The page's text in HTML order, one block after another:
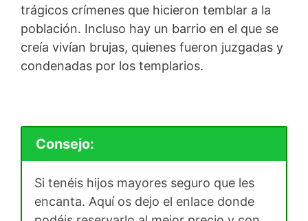
trágicos crímenes que hicieron temblar a la
población. Incluso hay un barrio en el que se
creía vivían brujas, quienes fueron juzgadas y
condenadas por los templarios.
Consejo:
Si tenéis hijos mayores seguro que les
encanta. Aquí os dejo el enlace donde